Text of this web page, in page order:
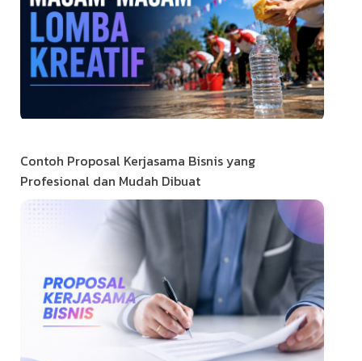
Contoh Proposal Kerjasama Bisnis yang
Profesional dan Mudah Dibuat